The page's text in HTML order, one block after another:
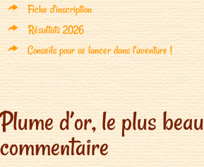
Fiche d'inscription
Résultats 2026
Conseils pour se lancer dans l'aventure !
Plume d’or, le plus beau
commentaire